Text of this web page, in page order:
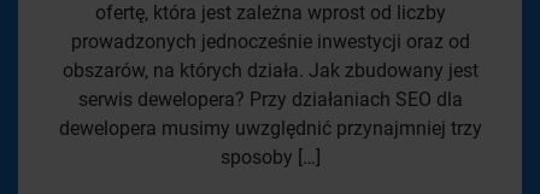
ofertę, która jest zależna wprost od liczby
prowadzonych jednocześnie inwestycji oraz od
obszarów, na których działa. Jak zbudowany jest
serwis dewelopera? Przy działaniach SEO dla
dewelopera musimy uwzględnić przynajmniej trzy
sposoby […]